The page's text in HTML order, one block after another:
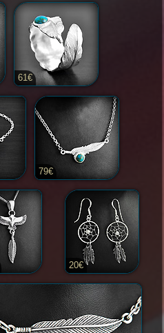
61€
79€
20€